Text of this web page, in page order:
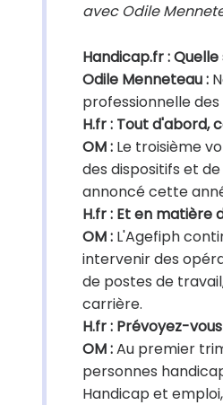
avec Odile
Handicap.fr :
Odile Menneteau :
professionnelle
H.fr : Tout d'abord,
OM : Le troisième
des dispositifs et
annoncé cette
H.fr : Et en matière
OM : L'Agefiph
intervenir des
de postes de
carrière.
H.fr : Prévoyez-
OM :Au premier
personnes
Handicap et